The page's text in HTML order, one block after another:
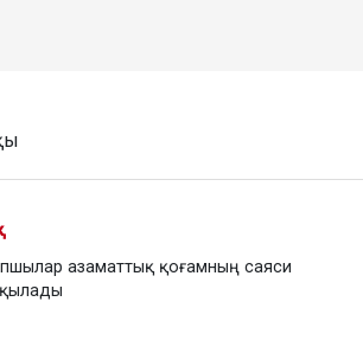
азаматтық қоғамның саяси